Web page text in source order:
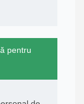
pentru